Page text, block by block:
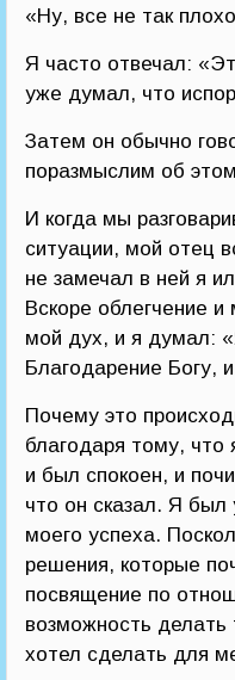
«Ну, все не так
Я часто отвечал:
уже думал, что
Затем он обычно
поразмыслим об
И когда мы
ситуации, мой отец
не замечал в ней я
Вскоре облегчение
мой дух, и я думал:
Благодарение Богу,
Почему это
благодаря тому,
и был спокоен, и
что он сказал. Я
моего успеха.
решения, которые
посвящение по
возможность
хотел сделать для